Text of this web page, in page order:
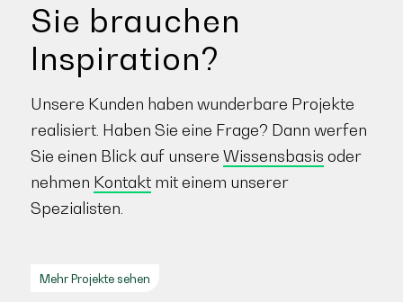
Sie brauchen
Inspiration?
Unsere Kunden haben wunderbare Projekte
realisiert. Haben Sie eine Frage? Dann werfen
Sie einen Blick auf unsere Wissensbasis oder
nehmen Kontaktmit einem unserer
Spezialisten.
Mehr Projekte sehen